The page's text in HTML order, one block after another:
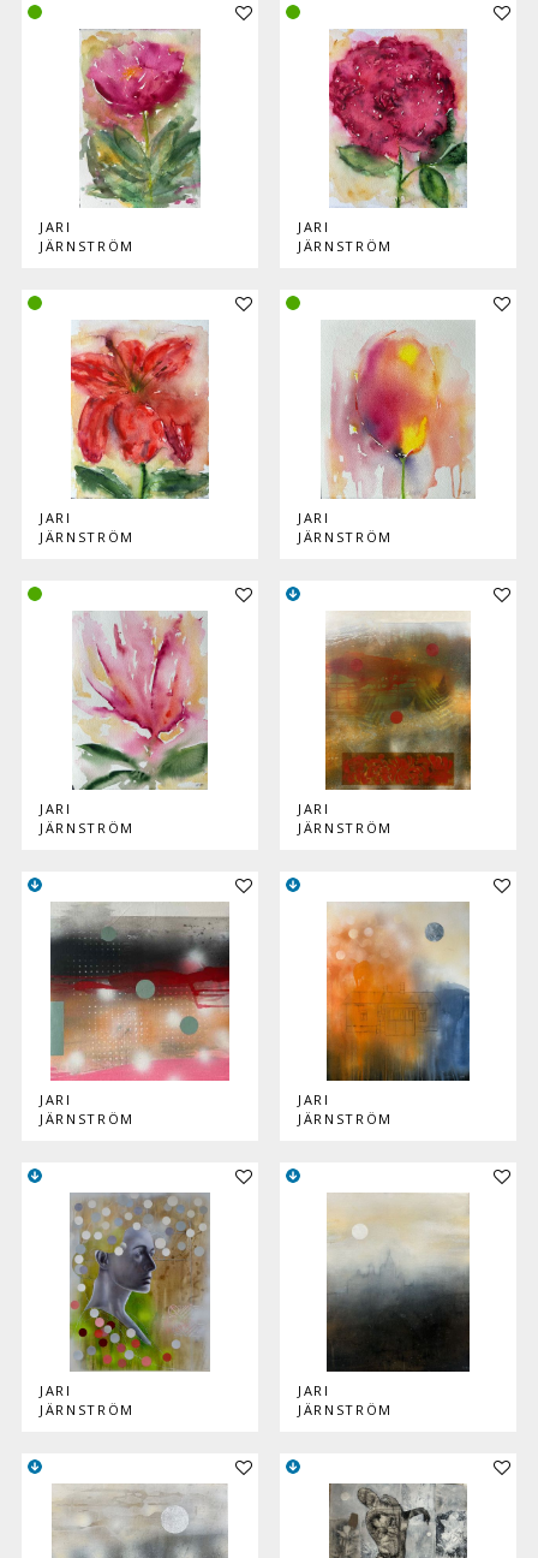
JARI
JÄRNSTRÖM
JARI
JÄRNSTRÖM
Lisää teos kokoelmaan
JARI
JÄRNSTRÖM
Lisää
JARI
JÄRNSTRÖM
Lisää teos kokoelmaan
JARI
JÄRNSTRÖM
Lisää
JARI
JÄRNSTRÖM
Lisää teos kokoelmaan
JARI
JÄRNSTRÖM
Lisää
JARI
JÄRNSTRÖM
Lisää teos kokoelmaan
JARI
JÄRNSTRÖM
Lisää
JARI
JÄRNSTRÖM
Lisää teos kokoelmaan Lisää